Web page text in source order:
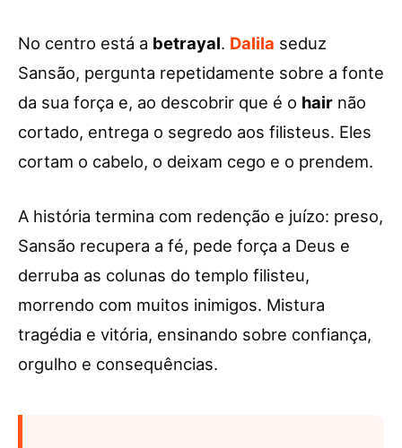
No centro está a betrayal. Dalila seduz
Sansão, pergunta repetidamente sobre a fonte
da sua força e, ao descobrir que é o hair não
cortado, entrega o segredo aos filisteus. Eles
cortam o cabelo, o deixam cego e o prendem.
A história termina com redenção e juízo: preso,
Sansão recupera a fé, pede força a Deus e
derruba as colunas do templo filisteu,
morrendo com muitos inimigos. Mistura
tragédia e vitória, ensinando sobre confiança,
orgulho e consequências.